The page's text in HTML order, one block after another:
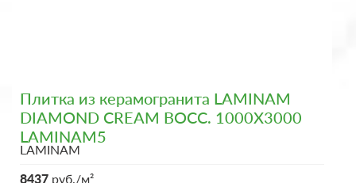
Плитка из керамогранита LAMINAM
DIAMOND CREAM BOCC. 1000X3000
LAMINAM5
LAMINAM
8437 руб./м²